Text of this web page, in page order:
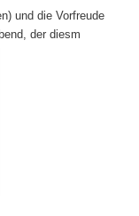
und die Vorfreude
der diesm